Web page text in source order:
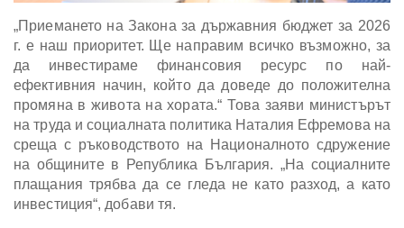
„Приемането на Закона за държавния бюджет за 2026
г. е наш приоритет. Ще направим всичко възможно, за
да инвестираме финансовия ресурс по най-
ефективния начин, който да доведе до положителна
промяна в живота на хората.“ Това заяви министърът
на труда и социалната политика Наталия Ефремова на
среща с ръководството на Националното сдружение
на общините в Република България. „На социалните
плащания трябва да се гледа не като разход, а като
инвестиция“, добави тя.